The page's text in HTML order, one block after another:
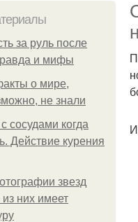
за руль после
и мифы
о мире,
не знали
сосудами когда
Действие курения
звезд
них имеет